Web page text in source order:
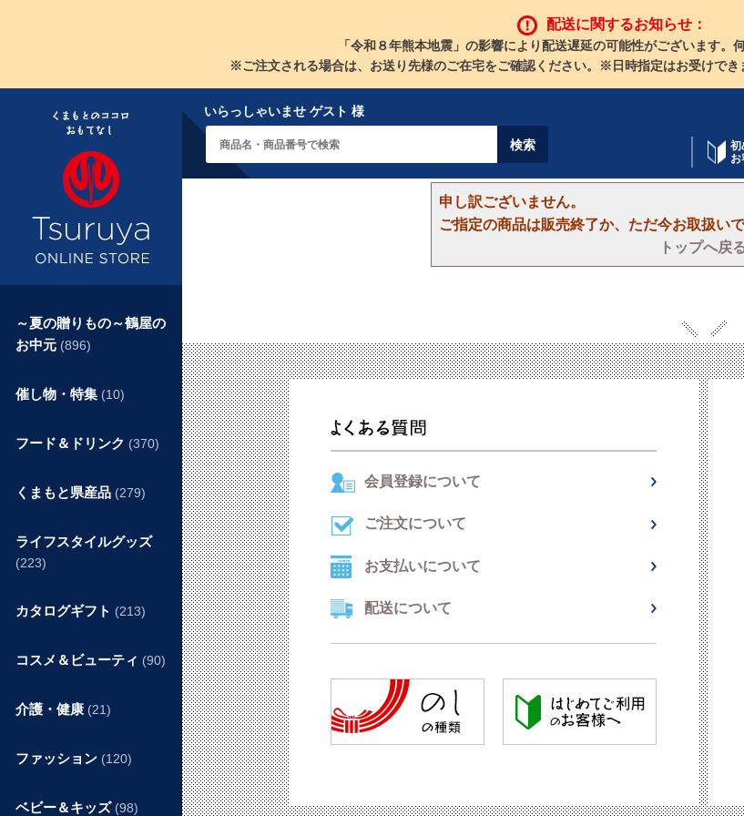
配送に関するお知らせ：
「令和８年熊本地震」の影響により配送遅延の可能性がございます。
※ご注文される場合は、お送り先様のご在宅をご確認ください。※日時指定はお受けでき
いらっしゃいませ ゲスト 様
初
お
申し訳ございません。
ご指定の商品は販売終了か、ただ今お取扱い
トップへ戻
～夏の贈りもの～鶴屋の
お中元 (896)
催し物・特集 (10)
フード＆ドリンク (370)
くまもと県産品 (279)
ライフスタイルグッズ
(223)
カタログギフト (213)
コスメ＆ビューティ (90)
介護・健康 (21)
ファッション (120)
ベビー＆キッズ (98)
会員登録について
ご注文について
お支払いについて
配送について